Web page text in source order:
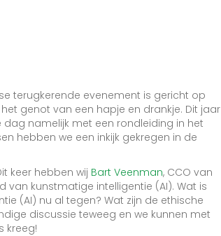
terugkerende evenement is gericht op
genot van een hapje en drankje. Dit jaar
namelijk met een rondleiding in het
hebben we een inkijk gekregen in de
keer hebben wij Bart Veenman, CCO van
kunstmatige intelligentie (AI). Wat is
(AI) nu al tegen? Wat zijn de ethische
discussie teweeg en we kunnen met
kreeg!